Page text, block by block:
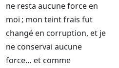
ne resta aucune force en
moi ; mon teint frais fut
changé en corruption, et je
ne conservai aucune
force… et comme